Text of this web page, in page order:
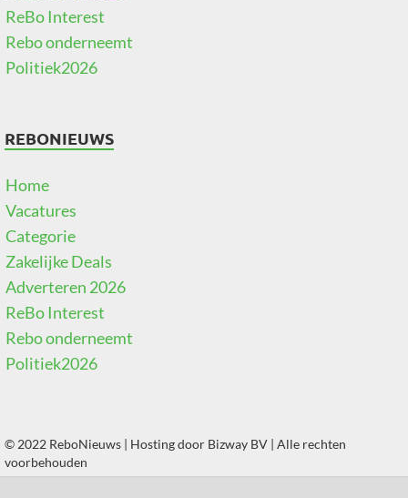
ReBo Interest
Rebo onderneemt
Politiek2026
REBONIEUWS
Home
Vacatures
Categorie
Zakelijke Deals
Adverteren 2026
ReBo Interest
Rebo onderneemt
Politiek2026
© 2022 ReboNieuws | Hosting door Bizway BV | Alle rechten
voorbehouden